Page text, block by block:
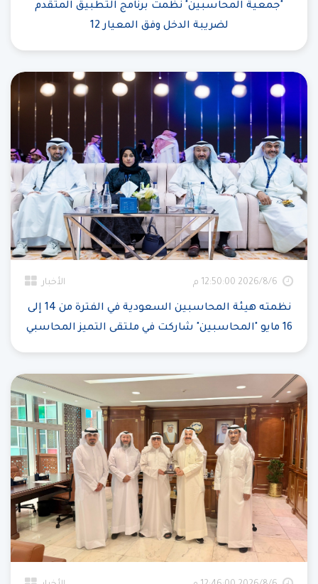
"جمعية المحاسبين" نظمت برنامج التطبيق المتقدم
لضريبة الدخل وفق المعيار 12
6‏‏/8‏‏/2026 12:50:00 م الأخبار
نظمته هيئة المحاسبين السعودية في الفترة من 14 إلى
16 مايو "المحاسبين" شاركت في ملتقى التميز المحاسبي